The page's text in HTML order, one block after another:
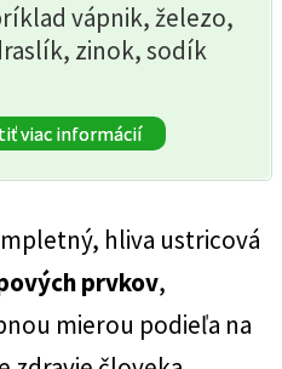
vápnik, železo,
zinok, sodík
viac informácií
hliva ustricová
prvkov,
mierou podieľa na